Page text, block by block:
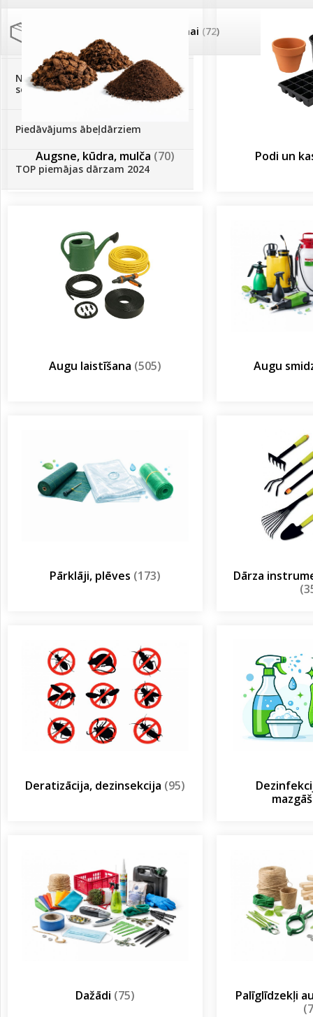
Palīglīdzekļi augu audzēšanai (72)
Klientu Diena
Novatec - izcils mēslošanai arī
sezonas otrajā pusē!
Piedāvājums ābeļdārziem
TOP piemājas dārzam 2024
Augsne, kūdra, mulča (70) Podi un
Augu laistīšana (505) Augu
Pārklāji, plēves (173)
Dārza
Deratizācija, dezinsekcija (95)
Dažādi (75)
Palīglīdzekļi